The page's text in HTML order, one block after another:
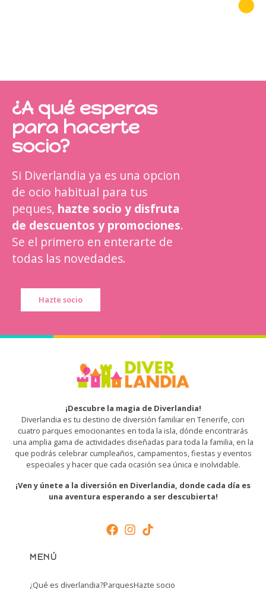
¿A qué esperas
para hacerte
socio?
Si Diverlandia ya es una opcion
de ocio habitual para tus
peques, hazte socio y disfruta
de descuentos y promociones.
Se el primero en enterarte de
todas las novedades.
Hazte socio
¡Descubre la magia de Diverlandia!
Diverlandia es tu destino de diversión familiar en Tenerife, con
cuatro parques emocionantes en toda la isla, dónde encontrarás
una amplia gama de actividades diseñadas para toda la familia, en la
que podrás celebrar cumpleaños, campamentos, fiestas y eventos
especiales y hacer que cada ocasión sea única e inolvidable.
¡Ven y únete a la diversión en Diverlandia, donde cada día es
una aventura esperando a ser descubierta!
MENÚ
¿Qué es diverlandia?ParquesHazte socio